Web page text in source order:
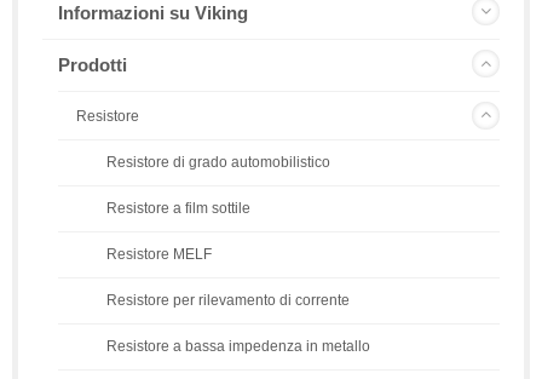
Informazioni su Viking
Prodotti
Resistore
Resistore di grado automobilistico
Resistore a film sottile
Resistore MELF
Resistore per rilevamento di corrente
Resistore a bassa impedenza in metallo